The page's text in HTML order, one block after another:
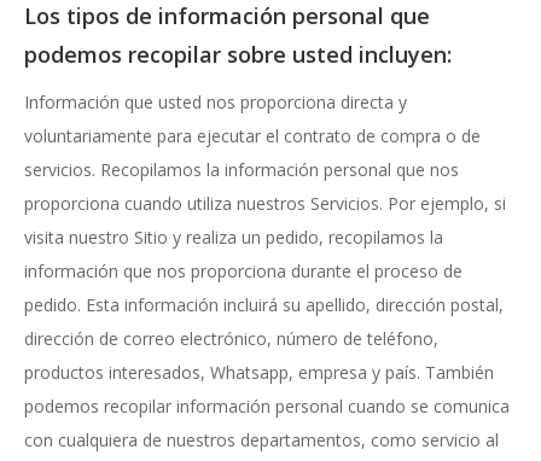
Los tipos de información personal que
podemos recopilar sobre usted incluyen:
Información que usted nos proporciona directa y
voluntariamente para ejecutar el contrato de compra o de
servicios. Recopilamos la información personal que nos
proporciona cuando utiliza nuestros Servicios. Por ejemplo, si
visita nuestro Sitio y realiza un pedido, recopilamos la
información que nos proporciona durante el proceso de
pedido. Esta información incluirá su apellido, dirección postal,
dirección de correo electrónico, número de teléfono,
productos interesados, Whatsapp, empresa y país. También
podemos recopilar información personal cuando se comunica
con cualquiera de nuestros departamentos, como servicio al